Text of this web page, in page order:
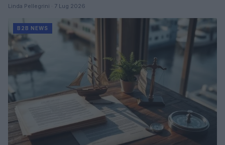
Linda Pellegrini · 7 Lug 2026
B2B NEWS